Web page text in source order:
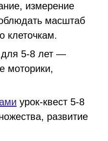
измерение
масштаб
клеточкам.
для 5-8 лет —
моторики,
урок-квест 5-8
развитие